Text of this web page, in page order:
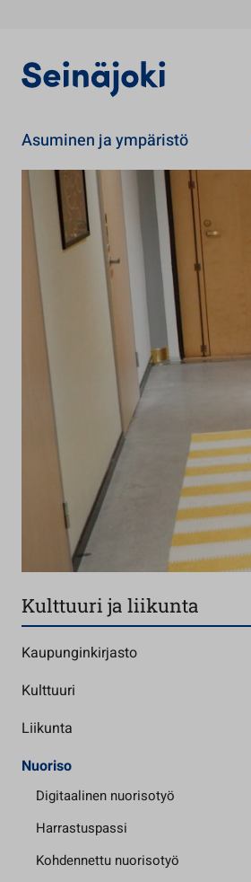
Asuminen ja ympäristö
Kulttuuri ja liikunta
Kaupunginkirjasto
Kulttuuri
Liikunta
Nuoriso
Digitaalinen nuorisotyö
Harrastuspassi
Kohdennettu nuorisotyö